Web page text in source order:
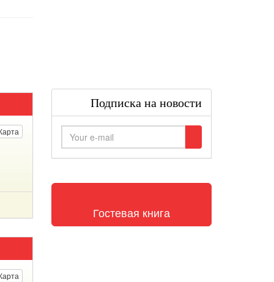
Подписка на новости
Гостевая книга